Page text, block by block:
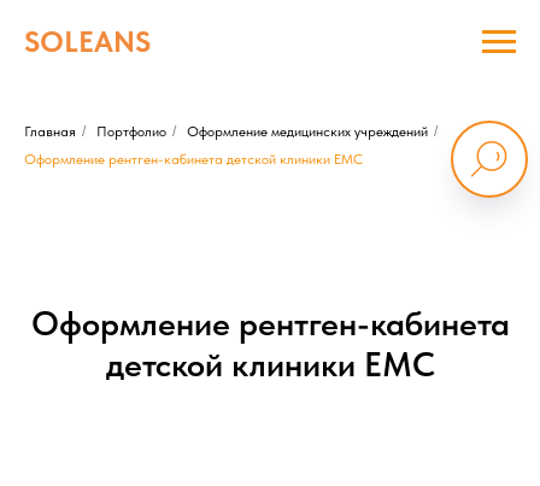
SOLEANS
Главная / Портфолио / Оформление медицинских учреждений /
Оформление рентген-кабинета детской клиники EMC
Оформление рентген-кабинета
детской клиники EMC